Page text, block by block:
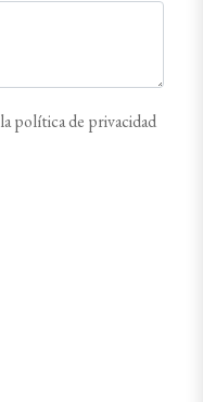
la política de privacidad